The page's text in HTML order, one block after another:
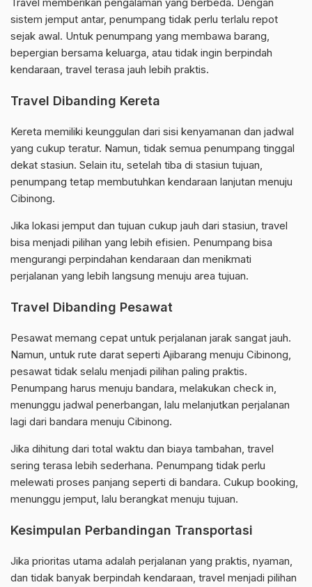
Travel memberikan pengalaman yang berbeda. Dengan
sistem jemput antar, penumpang tidak perlu terlalu repot
sejak awal. Untuk penumpang yang membawa barang,
bepergian bersama keluarga, atau tidak ingin berpindah
kendaraan, travel terasa jauh lebih praktis.
Travel Dibanding Kereta
Kereta memiliki keunggulan dari sisi kenyamanan dan jadwal
yang cukup teratur. Namun, tidak semua penumpang tinggal
dekat stasiun. Selain itu, setelah tiba di stasiun tujuan,
penumpang tetap membutuhkan kendaraan lanjutan menuju
Cibinong.
Jika lokasi jemput dan tujuan cukup jauh dari stasiun, travel
bisa menjadi pilihan yang lebih efisien. Penumpang bisa
mengurangi perpindahan kendaraan dan menikmati
perjalanan yang lebih langsung menuju area tujuan.
Travel Dibanding Pesawat
Pesawat memang cepat untuk perjalanan jarak sangat jauh.
Namun, untuk rute darat seperti Ajibarang menuju Cibinong,
pesawat tidak selalu menjadi pilihan paling praktis.
Penumpang harus menuju bandara, melakukan check in,
menunggu jadwal penerbangan, lalu melanjutkan perjalanan
lagi dari bandara menuju Cibinong.
Jika dihitung dari total waktu dan biaya tambahan, travel
sering terasa lebih sederhana. Penumpang tidak perlu
melewati proses panjang seperti di bandara. Cukup booking,
menunggu jemput, lalu berangkat menuju tujuan.
Kesimpulan Perbandingan Transportasi
Jika prioritas utama adalah perjalanan yang praktis, nyaman,
dan tidak banyak berpindah kendaraan, travel menjadi pilihan